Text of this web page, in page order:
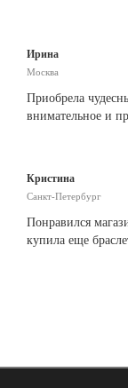
Ирина
Москва
Приобрела
внимательное и
Кристина
Санкт-Петербург
Понравился
купила еще